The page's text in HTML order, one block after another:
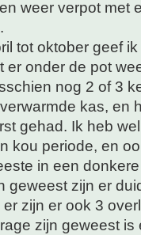
weer verpot met
tot oktober geef
er onder de pot
nog 2 of 3
kas, en
gehad. Ik heb
kou periode, en
in een
geweest zijn er
er zijn er ook 3
zijn geweest